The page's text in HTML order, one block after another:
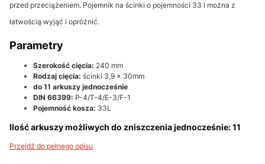
przed przeciążeniem. Pojemnik na ścinki o pojemności 33 l można z
łatwością wyjąć i opróżnić.
Parametry
Szerokość cięcia: 240 mm
Rodzaj cięcia: ścinki 3,9 x 30mm
do 11 arkuszy jednocześnie
DIN 66399: P-4/T-4/E-3/F-1
Pojemność kosza: 33L
Ilość arkuszy możliwych do zniszczenia jednocześnie: 11
Przejdź do pełnego opisu